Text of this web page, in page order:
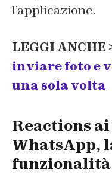
l’applicazione.
LEGGI ANCHE
inviare foto e
una sola volta
Reactions ai
WhatsApp,
funzionalità